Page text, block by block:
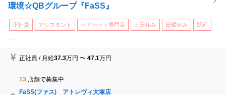
環境☆QBグループ『FaSS』
正社員 アシスタント ヘアカット専門店 土日休み 日曜休み 駅近
正社員 / 月給37.3万円 〜47.1万円
13 店舗で募集中
FaSS(ファス) アトレヴィ大塚店